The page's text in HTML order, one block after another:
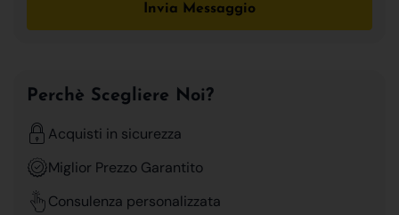
Invia Messaggio
Perchè Scegliere Noi?
Acquisti in sicurezza
Miglior Prezzo Garantito
Consulenza personalizzata